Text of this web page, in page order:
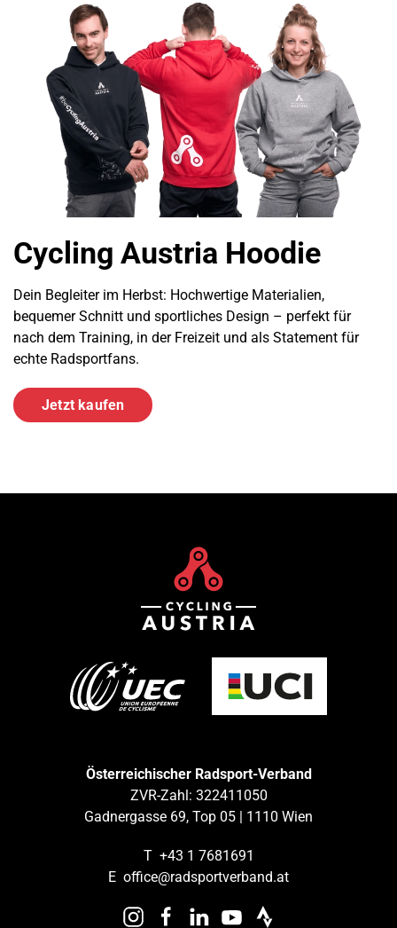
Cycling Austria Hoodie
Dein Begleiter im Herbst: Hochwertige Materialien,
bequemer Schnitt und sportliches Design – perfekt für
nach dem Training, in der Freizeit und als Statement für
echte Radsportfans.
Jetzt kaufen
Österreichischer Radsport-Verband
ZVR-Zahl: 322411050
Gadnergasse 69, Top 05 | 1110 Wien
T +43 1 7681691
E office@radsportverband.at